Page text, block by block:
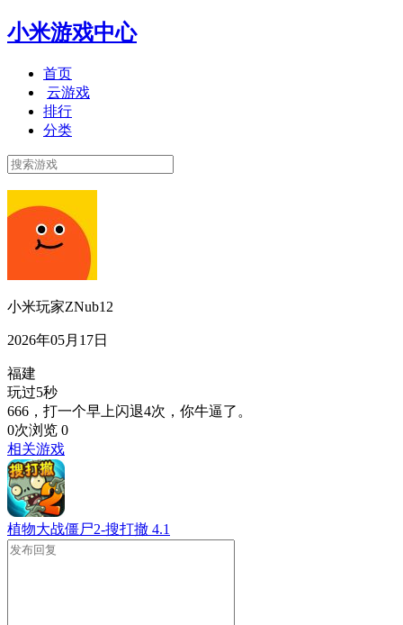
小米游戏中心
首页
云游戏
排行
分类
小米玩家ZNub12
2026年05月17日
福建
玩过5秒
666，打一个早上闪退4次，你牛逼了。
0次浏览 0
相关游戏
植物大战僵尸2-搜打撤 4.1